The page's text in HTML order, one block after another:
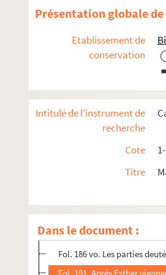
Présentation globale
Etablissement de
conservation
Intitulé de l'instrument de
recherche
Cote
Titre
Dans le document :
Fol. 2 vo. « Incipit epistola
Fol. 9. « Incipiunt capitula
Fol. 10. « Genesis. In
Fol. 186 vo. Les parties